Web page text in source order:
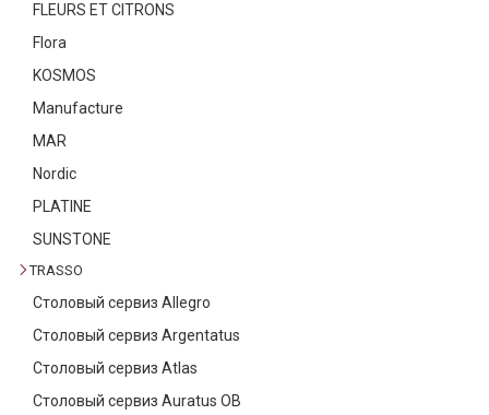
Декор
FLEURS ET CITRONS
Flora
KOSMOS
Manufacture
MAR
Nordic
PLATINE
SUNSTONE
TRASSO
Столовый сервиз Allegro
Столовый сервиз Argentatus
Столовый сервиз Atlas
Столовый сервиз Auratus OB